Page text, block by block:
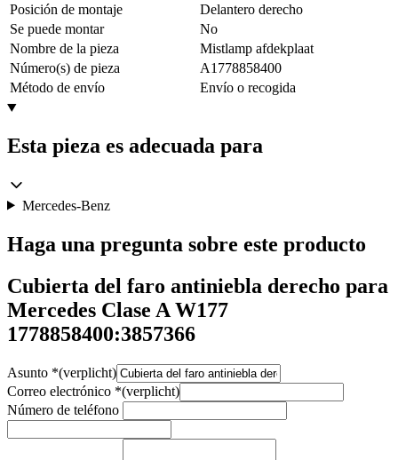
Posición de montaje
Delantero derecho
Se puede montar
No
Nombre de la pieza
Mistlamp afdekplaat
Número(s) de pieza
A1778858400
Método de envío
Envío o recogida
Esta pieza es adecuada para
Mercedes-Benz
Haga una pregunta sobre este producto
Cubierta del faro antiniebla derecho para
Mercedes Clase A W177
1778858400:3857366
Asunto *(verplicht)
Correo electrónico *(verplicht)
Número de teléfono